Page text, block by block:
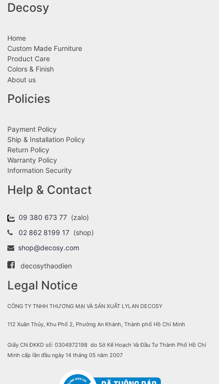
Decosy
Home
Custom Made Furniture
Product Care
Colors & Finish
About us
Policies
Payment Policy
Ship & Installation Policy
Return Policy
Warranty Policy
Information Security
Help & Contact
09 380 673 77 (zalo)
02 862 8199 17 (shop)
shop@decosy.com
decosythaodien
Legal Notice
CÔNG TY TNHH THƯƠNG MẠI VÀ SẢN XUẤT LYLAN DECOSY
112 Xuân Thủy, Khu Phố 2, Phường An Khánh, Thành phố Hồ Chí Minh
Giấy CN ĐKKD số: 0304972198 do Sở Kế Hoạch Và Đầu Tư Thành Phố Hồ Chí
Minh cấp lần đầu ngày 14 tháng 05 năm 2007